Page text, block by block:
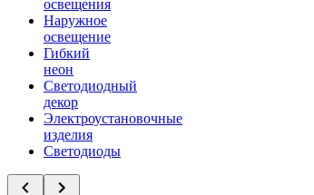
освещения
Наружное
освещение
Гибкий
неон
Светодиодный
декор
Электроустановочные
изделия
Светодиоды